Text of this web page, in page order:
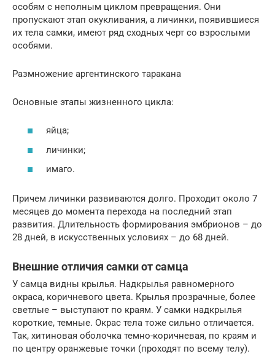
особям с неполным циклом превращения. Они
пропускают этап окукливания, а личинки, появившиеся
их тела самки, имеют ряд сходных черт со взрослыми
особями.
Размножение аргентинского таракана
Основные этапы жизненного цикла:
яйца;
личинки;
имаго.
Причем личинки развиваются долго. Проходит около 7
месяцев до момента перехода на последний этап
развития. Длительность формирования эмбрионов – до
28 дней, в искусственных условиях – до 68 дней.
Внешние отличия самки от самца
У самца видны крылья. Надкрылья равномерного
окраса, коричневого цвета. Крылья прозрачные, более
светлые – выступают по краям. У самки надкрылья
короткие, темные. Окрас тела тоже сильно отличается.
Так, хитиновая оболочка темно-коричневая, по краям и
по центру оранжевые точки (проходят по всему телу).